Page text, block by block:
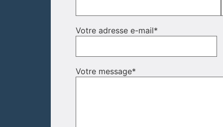
Votre adresse e-mail*
Votre message*